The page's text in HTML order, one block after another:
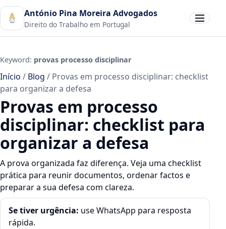
António Pina Moreira Advogados
Direito do Trabalho em Portugal Abrir menu
Keyword: provas processo disciplinar
Início / Blog / Provas em processo disciplinar: checklist
para organizar a defesa
Provas em processo
disciplinar: checklist para
organizar a defesa
A prova organizada faz diferença. Veja uma checklist
prática para reunir documentos, ordenar factos e
preparar a sua defesa com clareza.
Se tiver urgência: use WhatsApp para resposta
rápida.